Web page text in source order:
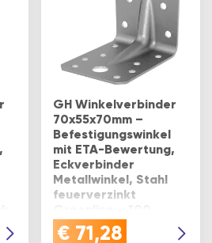
GH Winkelverbinder
70x55x70mm –
Befestigungswinkel
mit ETA-Bewertung,
Eckverbinder
Metallwinkel, Stahl
feuerverzinkt
Stück
€ 71,28